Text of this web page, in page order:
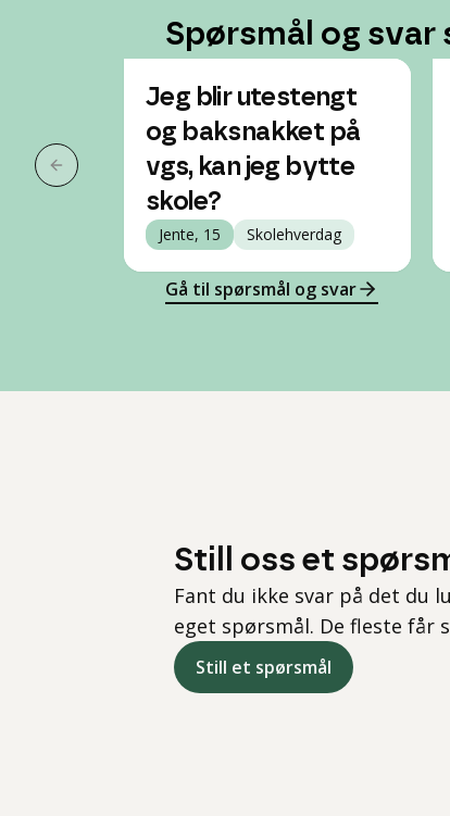
Spørsmål og svar
Forrige slide
Jeg blir utestengt
og baksnakket på
vgs, kan jeg bytte
skole?
Jente, 15 Skolehverdag
Gå til spørsmål og svar
Still oss et
Fant du ikke svar på det du
eget spørsmål. De fleste får
Still et spørsmål